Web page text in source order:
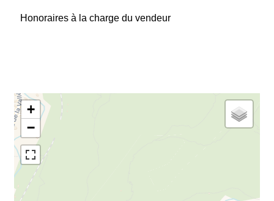
Honoraires à la charge du vendeur
+
−